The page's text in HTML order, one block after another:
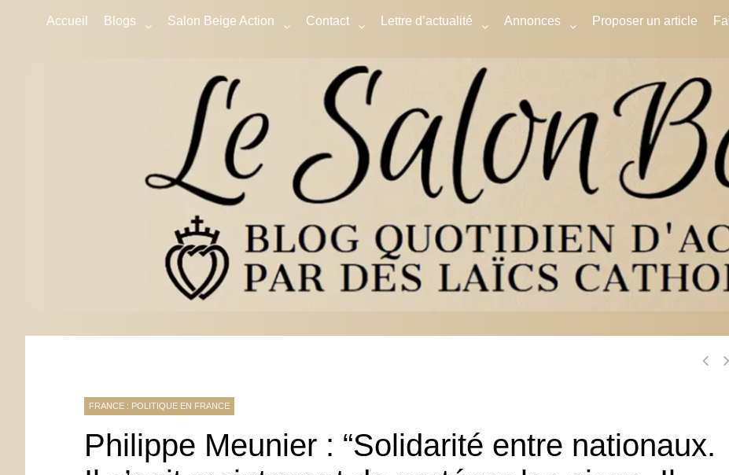
Accueil Blogs Salon Beige Action Contact Lettre d’actualité Annonces Proposer un article
FRANCE : POLITIQUE EN FRANCE
Philippe Meunier : “Solidarité entre nationaux.